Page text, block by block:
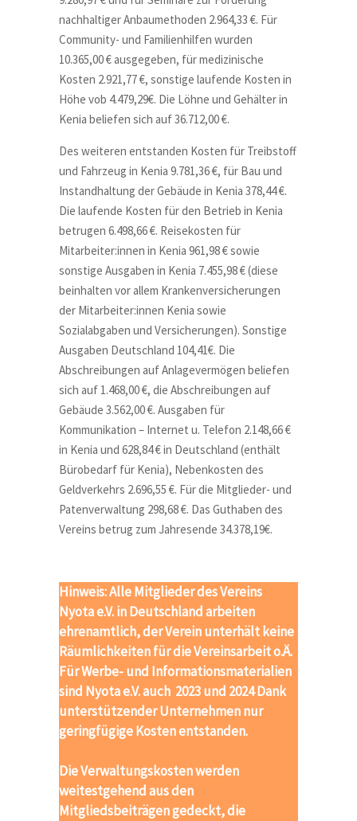
nachhaltiger Anbaumethoden 2.964,33 €. Für
Community- und Familienhilfen wurden
10.365,00 € ausgegeben, für medizinische
Kosten 2.921,77 €, sonstige laufende Kosten in
Höhe vob 4.479,29€. Die Löhne und Gehälter in
Kenia beliefen sich auf 36.712,00 €.
Des weiteren entstanden Kosten für Treibstoff
und Fahrzeug in Kenia 9.781,36 €, für Bau und
Instandhaltung der Gebäude in Kenia 378,44 €.
Die laufende Kosten für den Betrieb in Kenia
betrugen 6.498,66 €. Reisekosten für
Mitarbeiter:innen in Kenia 961,98 € sowie
sonstige Ausgaben in Kenia 7.455,98 € (diese
beinhalten vor allem Krankenversicherungen
der Mitarbeiter:innen Kenia sowie
Sozialabgaben und Versicherungen). Sonstige
Ausgaben Deutschland 104,41€. Die
Abschreibungen auf Anlagevermögen beliefen
sich auf 1.468,00 €, die Abschreibungen auf
Gebäude 3.562,00 €. Ausgaben für
Kommunikation – Internet u. Telefon 2.148,66 €
in Kenia und 628,84 € in Deutschland (enthält
Bürobedarf für Kenia), Nebenkosten des
Geldverkehrs 2.696,55 €. Für die Mitglieder- und
Patenverwaltung 298,68 €. Das Guthaben des
Vereins betrug zum Jahresende 34.378,19€.
Hinweis: Alle Mitglieder des Vereins
Nyota e.V. in Deutschland arbeiten
ehrenamtlich, der Verein unterhält keine
Räumlichkeiten für die Vereinsarbeit o.Ä.
Für Werbe- und Informationsmaterialien
sind Nyota e.V. auch 2023 und 2024 Dank
unterstützender Unternehmen nur
geringfügige Kosten entstanden.
Die Verwaltungskosten werden
weitestgehend aus den
Mitgliedsbeiträgen gedeckt, die